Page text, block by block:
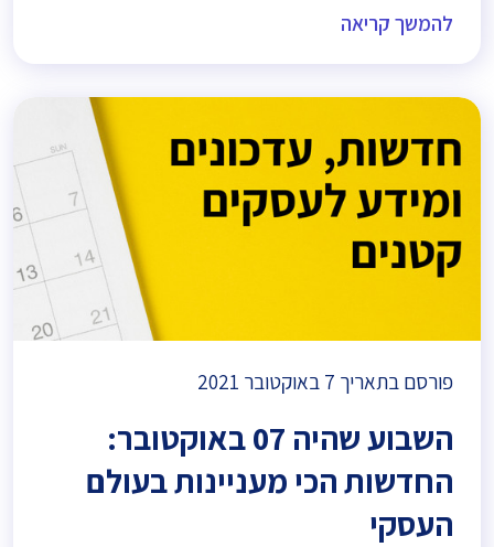
להמשך קריאה
פורסם בתאריך 7 באוקטובר 2021
השבוע שהיה 07 באוקטובר:
החדשות הכי מעניינות בעולם
העסקי